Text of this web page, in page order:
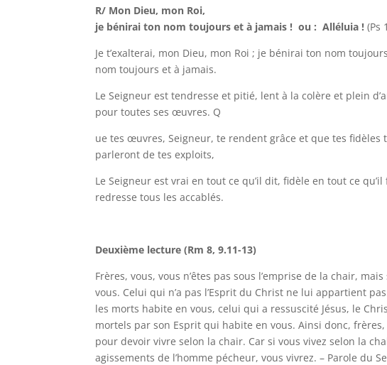
R/ Mon Dieu, mon Roi,
je bénirai ton nom toujours et à jamais ! ou : Alléluia ! (Ps
Je t’exalterai, mon Dieu, mon Roi ; je bénirai ton nom
nom toujours et à jamais.
Le Seigneur est tendresse et pitié, lent à la colère et plein
pour toutes ses œuvres. Q
ue tes œuvres, Seigneur, te rendent grâce et que tes
parleront de tes exploits,
Le Seigneur est vrai en tout ce qu’il dit, fidèle en tout ce
redresse tous les accablés.
Deuxième lecture (Rm 8, 9.11-13)
Frères, vous, vous n’êtes pas sous l’emprise de la chair,
vous. Celui qui n’a pas l’Esprit du Christ ne lui appartient
les morts habite en vous, celui qui a ressuscité Jésus, le
mortels par son Esprit qui habite en vous. Ainsi donc,
pour devoir vivre selon la chair. Car si vous vivez selon la
agissements de l’homme pécheur, vous vivrez. – Parole du